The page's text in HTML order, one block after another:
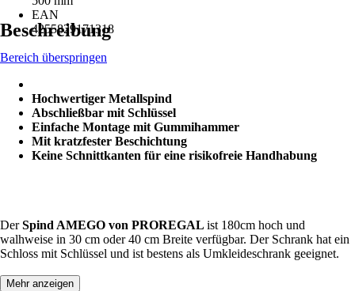
EAN
4255829171318
Beschreibung
Bereich überspringen
Hochwertiger Metallspind
Abschließbar mit Schlüssel
Einfache Montage mit Gummihammer
Mit kratzfester Beschichtung
Keine Schnittkanten für eine risikofreie Handhabung
DerSpind AMEGO von PROREGAL ist 180cm hoch und
walhweise in 30 cm oder 40 cm Breite verfügbar. Der Schrank hat ein
Schloss mit Schlüssel und ist bestens als Umkleideschrank geeignet.
Mehr anzeigen